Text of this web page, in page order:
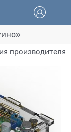
производителя